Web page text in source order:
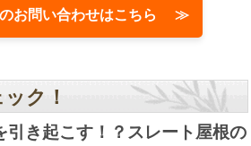
のお問い合わせはこちら ≫
ク！
引き起こす！？スレート屋根の